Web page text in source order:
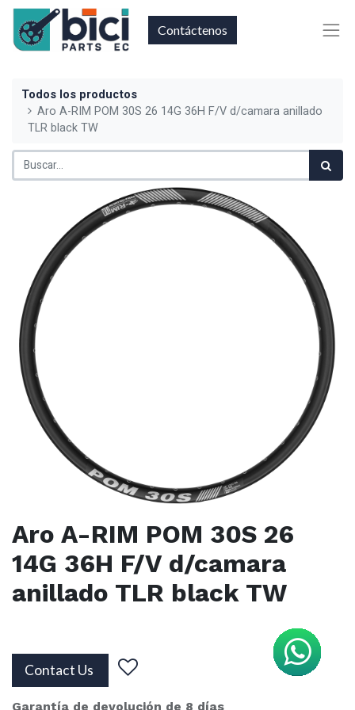
Contáctenos
Todos los productos
Aro A-RIM POM 30S 26 14G 36H F/V d/camara anillado
TLR black TW
Aro A-RIM POM 30S 26
14G 36H F/V d/camara
anillado TLR black TW
Contact Us
Garantía de devolución de 8 días